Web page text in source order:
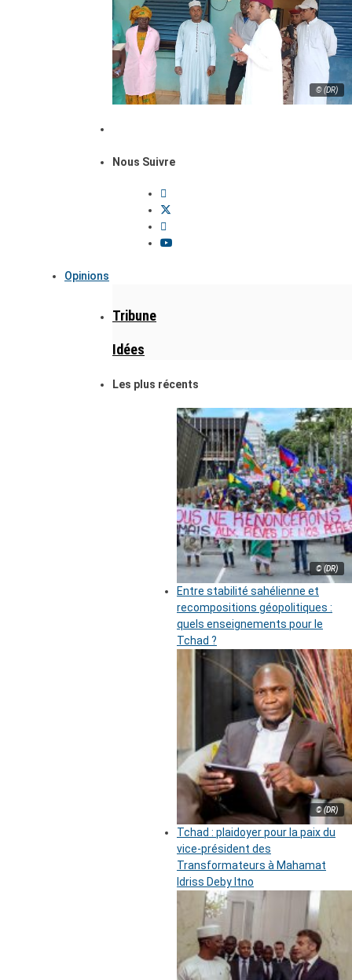
© (DR)
Nous Suivre
Opinions
Tribune
Idées
Les plus récents
© (DR)
Entre stabilité sahélienne et
recompositions géopolitiques :
quels enseignements pour le
Tchad ?
© (DR)
Tchad : plaidoyer pour la paix du
vice-président des
Transformateurs à Mahamat
Idriss Deby Itno